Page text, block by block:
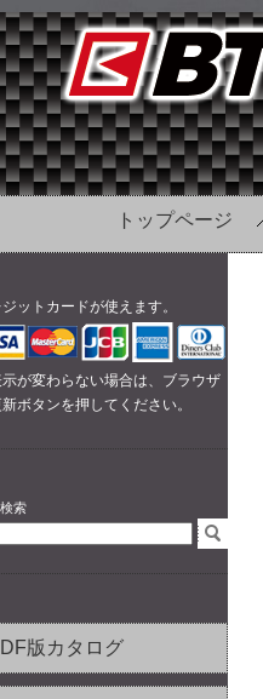
トップページ
ットカードが使えます。
が変わらない場合は、ブラウザ
ボタンを押してください。
索
版カタログ